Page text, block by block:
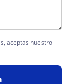
aceptas nuestro